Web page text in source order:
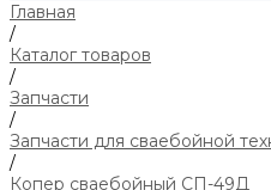
Главная
/
Каталог товаров
/
Запчасти
/
Запчасти для сваебойной
/
Копер сваебойный СП-49Д